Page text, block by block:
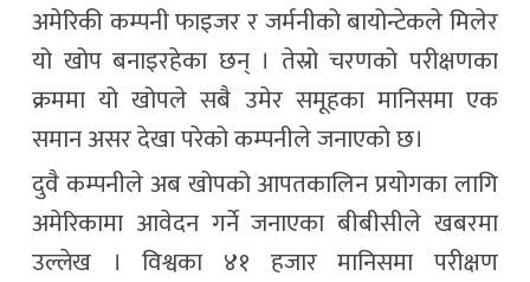
अमेरिकी कम्पनी फाइजर र जर्मनीको बायोन्टेकले मिलेर
यो खोप बनाइरहेका छन् । तेस्रो चरणको परीक्षणका
क्रममा यो खोपले सबै उमेर समूहका मानिसमा एक
समान असर देखा परेको कम्पनीले जनाएको छ।
दुवै कम्पनीले अब खोपको आपतकालिन प्रयोगका लागि
अमेरिकामा आवेदन गर्ने जनाएका बीबीसीले खबरमा
उल्लेख । विश्वका ४१ हजार मानिसमा परीक्षण